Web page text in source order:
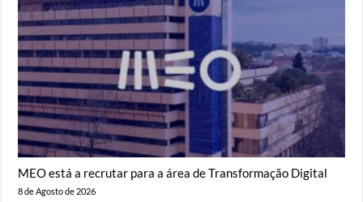
MEO está a recrutar para a área de Transformação Digital
8 de Agosto de 2026